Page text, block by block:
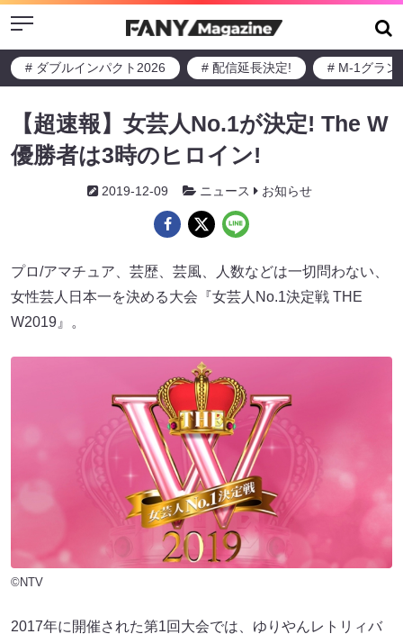
Menu
# ダブルインパクト2026 # 配信延長決定! # M-1グラン
【超速報】女芸人No.1が決定! The W
優勝者は3時のヒロイン!
2019-12-09 ニュース お知らせ
プロ/アマチュア、芸歴、芸風、人数などは一切問わない、
女性芸人日本一を決める大会『女芸人No.1決定戦 THE
W2019』。
©️NTV
2017年に開催された第1回大会では、ゆりやんレトリィバ